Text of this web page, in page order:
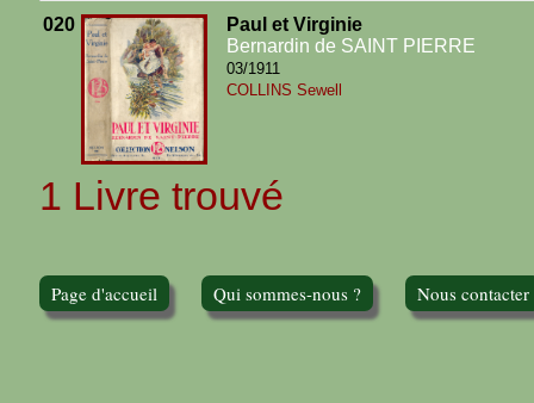
020
Paul et Virginie
Bernardin de SAINT PIERRE
03/1911
COLLINS Sewell
1 Livre trouvé
Page d'accueil Qui sommes-nous ? Nous contacter